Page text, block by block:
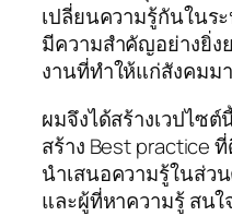
เปลี่ยนความรู้กันในร
มีความสำคัญอย่างยิ่ง
งานที่ทำให้แก่สังคมม
ผมจึงได้สร้างเวปไซ
สร้าง Best practice
นำเสนอความรู้ในส่ว
และผู้ที่หาความรู้ สนใ